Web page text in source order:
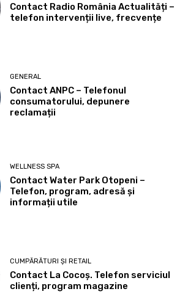
Contact Radio România Actualități –
telefon intervenții live, frecvențe
GENERAL
Contact ANPC – Telefonul
consumatorului, depunere
reclamații
WELLNESS SPA
Contact Water Park Otopeni –
Telefon, program, adresă și
informații utile
CUMPĂRĂTURI ȘI RETAIL
Contact La Cocoș. Telefon serviciul
clienți, program magazine